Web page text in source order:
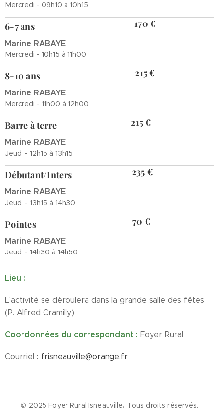
Mercredi - 09h10 à 10h15
6-7 ans
Marine RABAYE
Mercredi - 10h15 à 11h00
170 €
8-10 ans
Marine RABAYE
Mercredi - 11h00 à 12h00
215 €
Barre à terre
Marine RABAYE
Jeudi - 12h15 à 13h15
215 €
Débutant/Inters
Marine RABAYE
Jeudi - 13h15 à 14h30
235 €
Pointes
Marine RABAYE
Jeudi - 14h30 à 14h50
70 €
Lieu :
L'activité se déroulera dans la grande salle des fêtes
(P. Alfred Cramilly)
Coordonnées du correspondant : Foyer Rural
Courriel : frisneauville@orange.fr
© 2025 Foyer Rural Isneauville. Tous droits réservés.